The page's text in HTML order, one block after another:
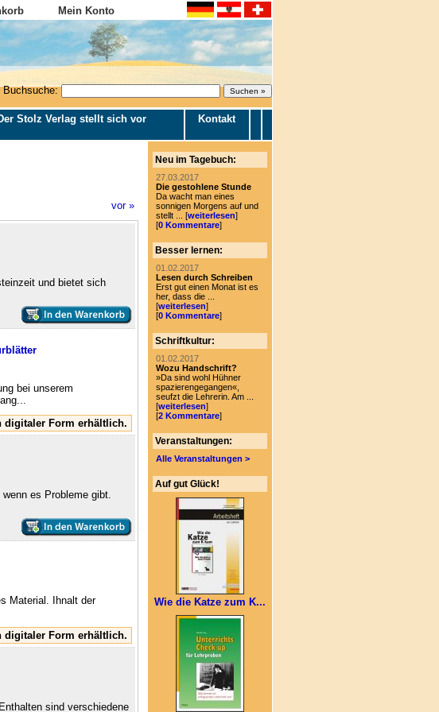
Mein Konto
Buchsuche:
Stolz Verlag stellt sich vor Kontakt
vor »
und bietet sich
bei unserem
digitaler Form erhältlich.
es Probleme gibt.
Material. Ihnalt der
digitaler Form erhältlich.
sind verschiedene
Neu im Tagebuch:
27.03.2017
Die gestohlene Stunde
Da wacht man eines
sonnigen Morgens auf und
stellt ... [weiterlesen]
[0 Kommentare]
Besser lernen:
01.02.2017
Lesen durch Schreiben
Erst gut einen Monat ist es
her, dass die ...
[weiterlesen]
[0 Kommentare]
Schriftkultur:
01.02.2017
Wozu Handschrift?
»Da sind wohl Hühner
spazierengegangen«,
seufzt die Lehrerin. Am ...
[weiterlesen]
[2 Kommentare]
Veranstaltungen:
Alle Veranstaltungen >
Auf gut Glück!
Wie die Katze zum K...